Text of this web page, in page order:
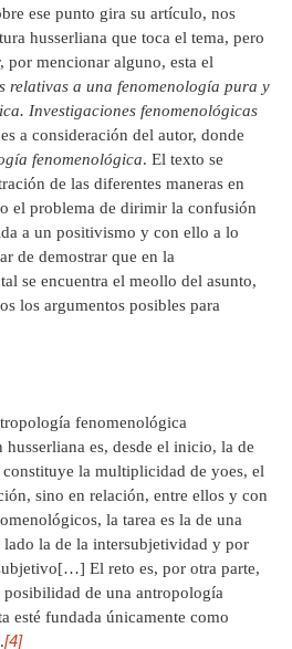
ese punto gira su artículo, nos
husserliana que toca el tema, pero
por mencionar alguno, esta el
relativas a una fenomenología pura y
Investigaciones fenomenológicas
a consideración del autor, donde
fenomenológica. El texto se
de las diferentes maneras en
el problema de dirimir la confusión
a un positivismo y con ello a lo
de demostrar que en la
se encuentra el meollo del asunto,
los argumentos posibles para
fenomenológica
es, desde el inicio, la de
constituye la multiplicidad de yoes, el
sino en relación, entre ellos y con
la tarea es la de una
la de la intersubjetividad y por
El reto es, por otra parte,
de una antropología
esté fundada únicamente como
[4]